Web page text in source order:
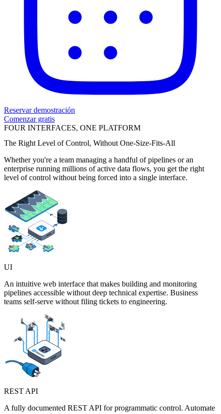
Reservar demostración
Comenzar gratis
FOUR INTERFACES, ONE PLATFORM
The Right Level of Control, Without One-Size-Fits-All
Whether you're a team managing a handful of pipelines or an
enterprise running millions of active data flows, you get the right
level of control without being forced into a single interface.
UI
An intuitive web interface that makes building and monitoring
pipelines accessible without deep technical expertise. Business
teams self-serve without filing tickets to engineering.
REST API
A fully documented REST API for programmatic control. Automate